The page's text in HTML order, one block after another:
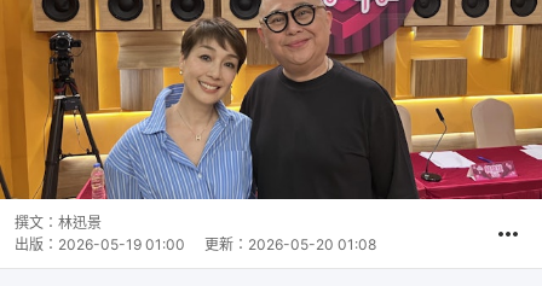
撰文： 林迅景
出版： 2026-05-19 01:00 更新： 2026-05-20 01:08